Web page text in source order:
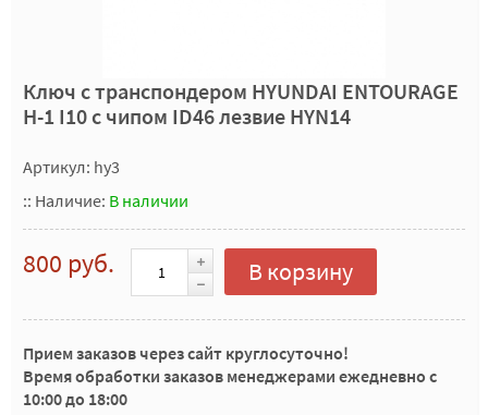
Ключ с транспондером HYUNDAI ENTOURAGE
H-1 I10 с чипом ID46 лезвие HYN14
Артикул: hy3
:: Наличие: В наличии
800 руб. В корзину
Прием заказов через сайт круглосуточно!
Время обработки заказов менеджерами ежедневно с
10:00 до 18:00